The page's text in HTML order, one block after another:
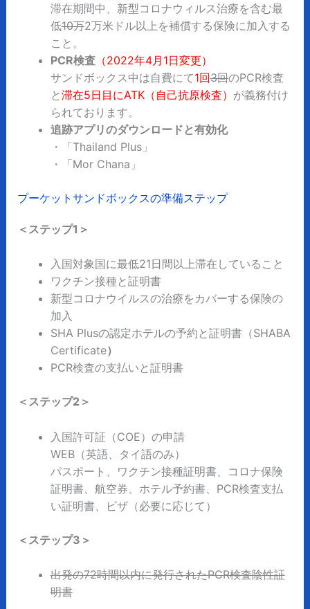
滞在期間中、新型コロナウィルス治療を含む最
低10万2万米ドル以上を補償する保険に加入する
こと。
PCR検査（2022年4月1日変更）
サンドボックス中は自費にて1回3回のPCR検査
と 滞在5日目にATK（自己抗原検査） が義務付け
られております。
追跡アプリのダウンロードと有効化
・「Thailand Plus」
・「Mor Chana」
プーケットサンドボックスの準備ステップ
＜ステップ1＞
入国対象国に最低21日間以上滞在していること
ワクチン接種と証明書
新型コロナウイルスの治療をカバーする保険の
加入
SHA Plusの認定ホテルの予約と証明書（SHABA
Certificate）
PCR検査の支払いと証明書
＜ステップ2＞
入国許可証（COE）の申請
WEB（英語、タイ語のみ）
パスポート、ワクチン接種証明書、コロナ保険
証明書、航空券、ホテル予約書、PCR検査支払
い証明書、ビザ（必要に応じて）
＜ステップ3＞
出発の72時間以内に発行されたPCR検査陰性証
明書